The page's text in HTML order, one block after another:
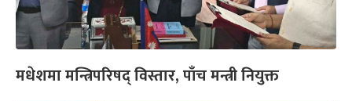
मधेशमा मन्त्रिपरिषद् विस्तार, पाँच मन्त्री नियुक्त